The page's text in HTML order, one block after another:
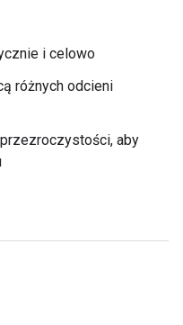
i celowo
różnych odcieni
aby